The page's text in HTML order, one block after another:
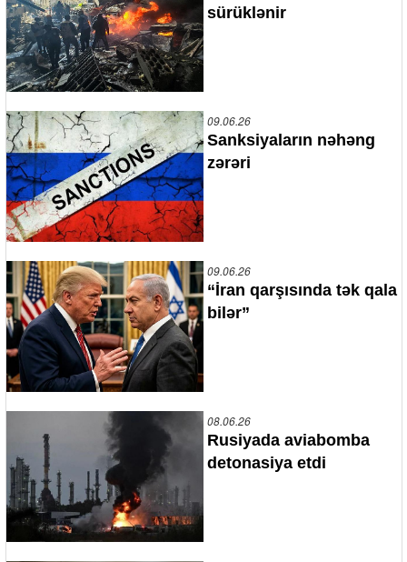
sürüklənir
09.06.26
Sanksiyaların nəhəng
zərəri
09.06.26
“İran qarşısında tək qala
bilər”
08.06.26
Rusiyada aviabomba
detonasiya etdi